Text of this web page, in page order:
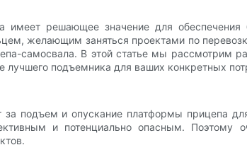
решающее значение для обеспечения
желающим заняться проектами по
самосвала. В этой статье мы рассмотрим
подъемника для ваших конкретных
подъем и опускание платформы прицепа
и потенциально опасным. Поэтому